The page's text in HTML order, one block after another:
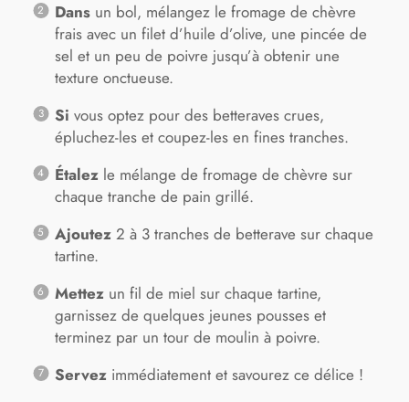
Dansun bol, mélangez le fromage de chèvre
frais avec un filet d’huile d’olive, une pincée de
sel et un peu de poivre jusqu’à obtenir une
texture onctueuse.
Si vous optez pour des betteraves crues,
épluchez-les et coupez-les en fines tranches.
Étalezle mélange de fromage de chèvre sur
chaque tranche de pain grillé.
Ajoutez2 à 3 tranches de betterave sur chaque
tartine.
Mettezun fil de miel sur chaque tartine,
garnissez de quelques jeunes pousses et
terminez par un tour de moulin à poivre.
Servezimmédiatement et savourez ce délice !